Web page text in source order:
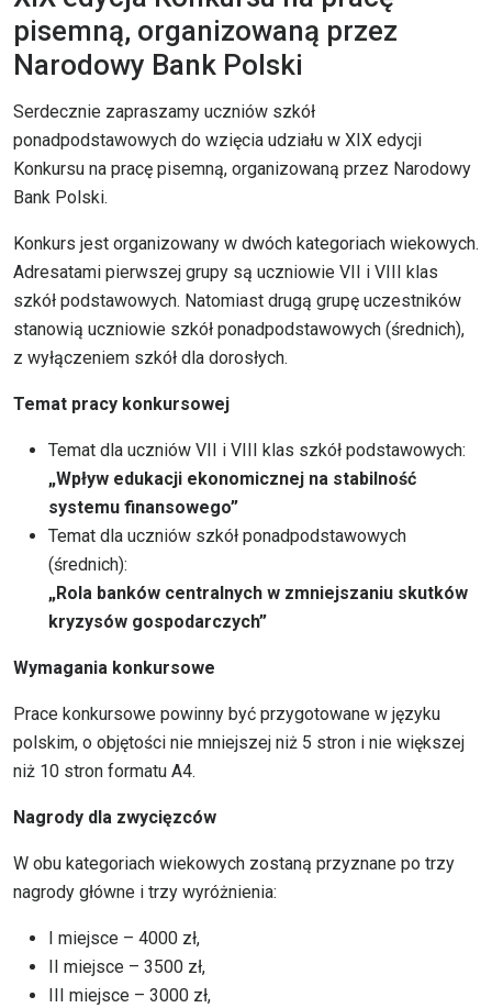
pisemną, organizowaną przez
Narodowy Bank Polski
Serdecznie zapraszamy uczniów szkół
ponadpodstawowych do wzięcia udziału w XIX edycji
Konkursu na pracę pisemną, organizowaną przez Narodowy
Bank Polski.
Konkurs jest organizowany w dwóch kategoriach wiekowych.
Adresatami pierwszej grupy są uczniowie VII i VIII klas
szkół podstawowych. Natomiast drugą grupę uczestników
stanowią uczniowie szkół ponadpodstawowych (średnich),
z wyłączeniem szkół dla dorosłych.
Temat pracy konkursowej
Temat dla uczniów VII i VIII klas szkół podstawowych:
„Wpływ edukacji ekonomicznej na stabilność
systemu finansowego”
Temat dla uczniów szkół ponadpodstawowych
(średnich):
„Rola banków centralnych w zmniejszaniu skutków
kryzysów gospodarczych”
Wymagania konkursowe
Prace konkursowe powinny być przygotowane w języku
polskim, o objętości nie mniejszej niż 5 stron i nie większej
niż 10 stron formatu A4.
Nagrody dla zwycięzców
W obu kategoriach wiekowych zostaną przyznane po trzy
nagrody główne i trzy wyróżnienia:
I miejsce – 4000 zł,
II miejsce – 3500 zł,
III miejsce – 3000 zł,